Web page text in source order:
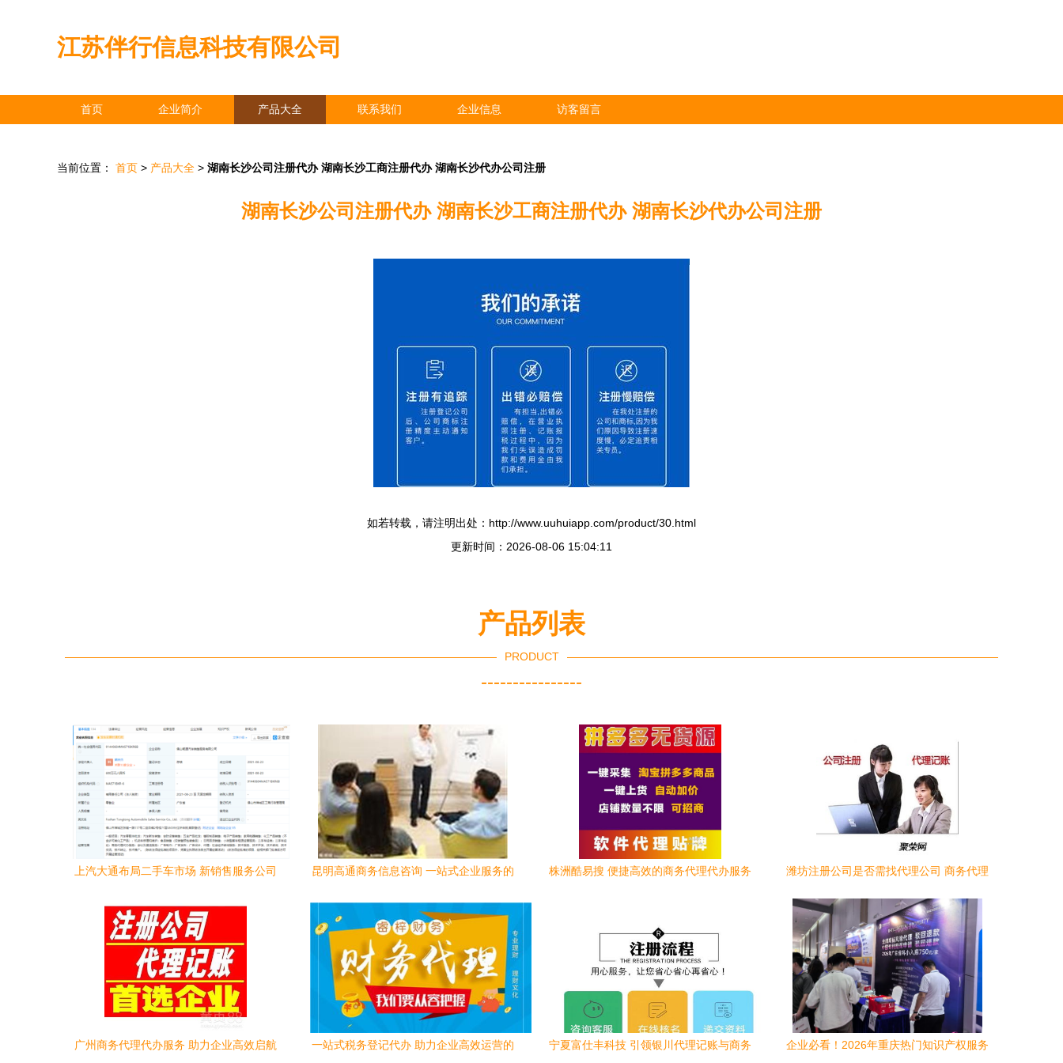
江苏伴行信息科技有限公司
首页 企业简介 产品大全 联系我们 企业信息 访客留言
当前位置： 首页 > 产品大全 > 湖南长沙公司注册代办 湖南长沙工商注册代办 湖南长沙代办公司注册
湖南长沙公司注册代办 湖南长沙工商注册代办 湖南长沙代办公司注册
如若转载，请注明出处：http://www.uuhuiapp.com/product/30.html
更新时间：2026-08-06 15:04:11
产品列表
PRODUCT
----------------
上汽大通布局二手车市场 新销售服务公司
昆明高通商务信息咨询 一站式企业服务的
株洲酷易搜 便捷高效的商务代理代办服务
潍坊注册公司是否需找代理公司 商务代理
广州商务代理代办服务 助力企业高效启航
一站式税务登记代办 助力企业高效运营的
宁夏富仕丰科技 引领银川代理记账与商务
企业必看！2026年重庆热门知识产权服务